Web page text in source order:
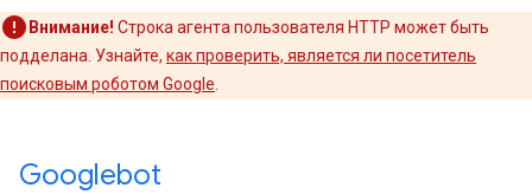
Внимание! Строка агента пользователя HTTP может быть
подделана. Узнайте, как проверить, является ли посетитель
поисковым роботом Google
Googlebot